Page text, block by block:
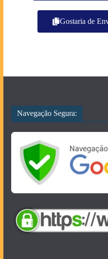
Gostaria de
Navegação Segura: